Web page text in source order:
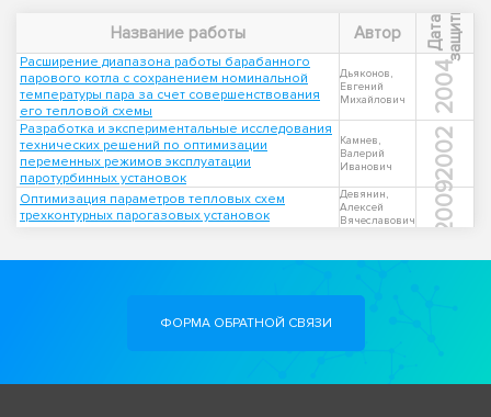
Название работы Автор Д
а
т
а
з
а
щ
и
т ы
Расширение диапазона работы барабанного
парового котла с сохранением номинальной
температуры пара за счет совершенствования
его тепловой схемы
Дьяконов,
Евгений
Михайлович
2004
Разработка и экспериментальные исследования
технических решений по оптимизации
переменных режимов эксплуатации
паротурбинных установок
Камнев,
Валерий
Иванович
2002
Оптимизация параметров тепловых схем
трехконтурных парогазовых установок
Девянин,
Алексей
Вячеславович
2009
ФОРМА ОБРАТНОЙ СВЯЗИ